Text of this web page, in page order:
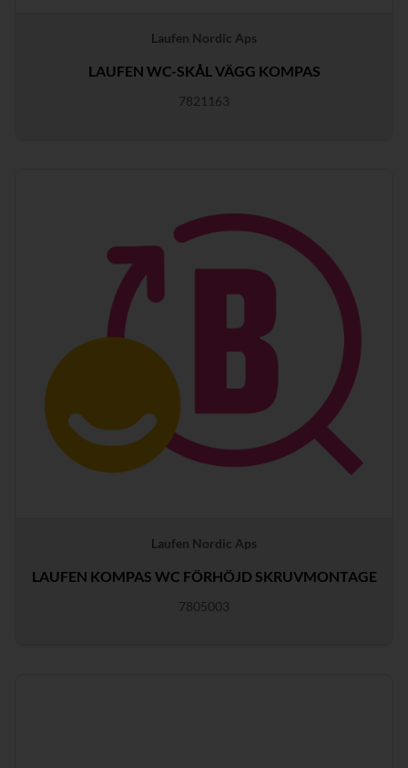
Laufen Nordic Aps
LAUFEN WC-SKÅL VÄGG KOMPAS
7821163
Laufen Nordic Aps
LAUFEN KOMPAS WC FÖRHÖJD SKRUVMONTAGE
7805003